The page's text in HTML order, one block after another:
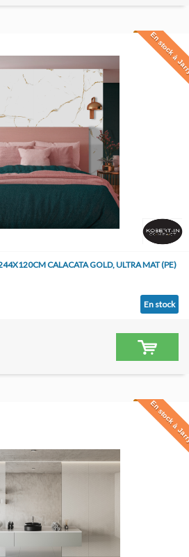
En stock à
CALACATA GOLD, ULTRA MAT (PE)
En stock
En stock à